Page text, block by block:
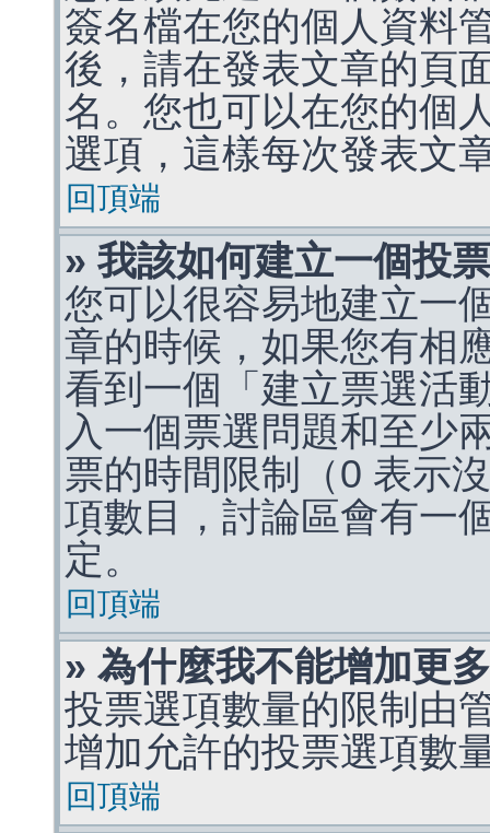
簽名檔在您的個人資料
後，請在發表文章的頁
名。您也可以在您的個
選項，這樣每次發表文
回頂端
» 我該如何建立一個投
您可以很容易地建立一
章的時候，如果您有相
看到一個「建立票選活
入一個票選問題和至少
票的時間限制（0 表示
項數目，討論區會有一
定。
回頂端
» 為什麼我不能增加更
投票選項數量的限制由
增加允許的投票選項數
回頂端